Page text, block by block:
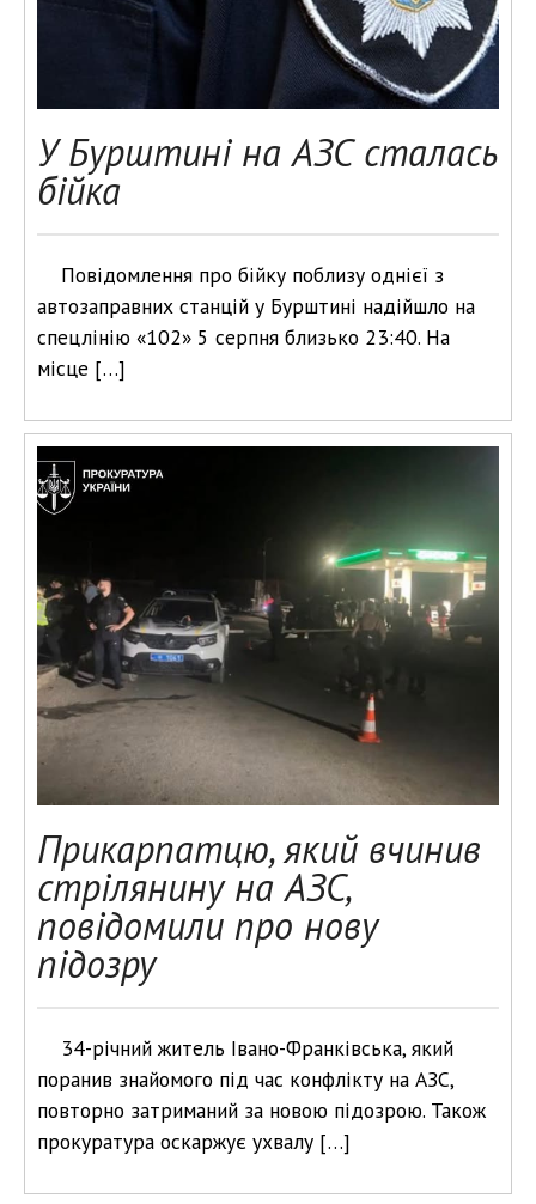
У Бурштині на АЗС сталась
бійка
Повідомлення про бійку поблизу однієї з
автозаправних станцій у Бурштині надійшло на
спецлінію «102» 5 серпня близько 23:40. На
місце […]
Прикарпатцю, який вчинив
стрілянину на АЗС,
повідомили про нову
підозру
34-річний житель Івано-Франківська, який
поранив знайомого під час конфлікту на АЗС,
повторно затриманий за новою підозрою. Також
прокуратура оскаржує ухвалу […]